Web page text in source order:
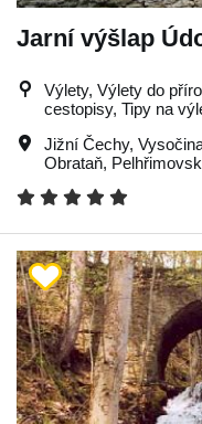
Jarní výšlap
Výlety, Výlety do
cestopisy, Tipy na
Jižní Čechy,
Obrataň,